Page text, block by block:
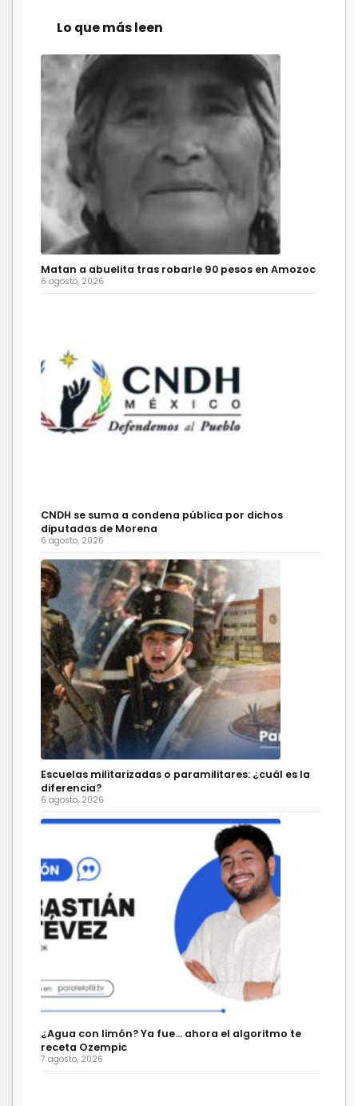
Lo que más leen
Matan a abuelita tras robarle 90 pesos en Amozoc
6 agosto, 2026
CNDH se suma a condena pública por dichos
diputadas de Morena
6 agosto, 2026
Escuelas militarizadas o paramilitares: ¿cuál es la
diferencia?
6 agosto, 2026
¿Agua con limón? Ya fue… ahora el algoritmo te
receta Ozempic
7 agosto, 2026